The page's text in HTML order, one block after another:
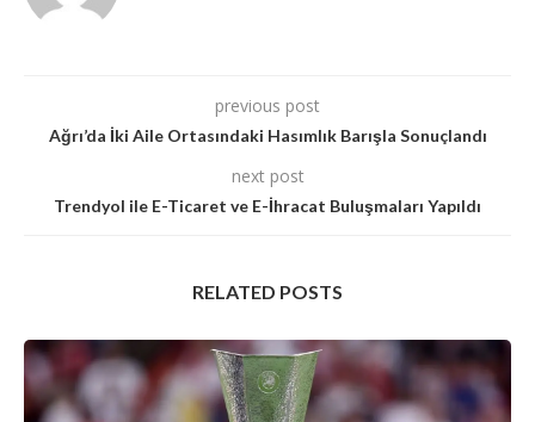
previous post
Ağrı’da İki Aile Ortasındaki Hasımlık Barışla Sonuçlandı
next post
Trendyol ile E-Ticaret ve E-İhracat Buluşmaları Yapıldı
RELATED POSTS